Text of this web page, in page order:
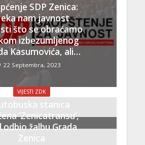
SDP Zenica:
nam javnost
što se obraćamo
izbezumljenog
Kasumovića, ali…
22 Septembra, 2023
VIJESTI ZDK
stanica
‘Zenicatransu’,
odbio žalbu Grada
Zenica